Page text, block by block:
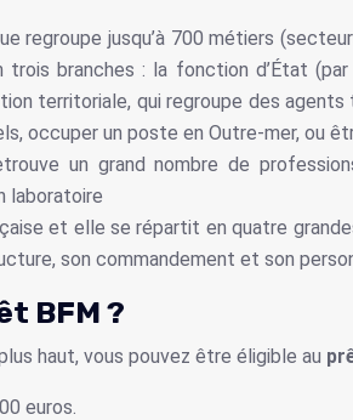
regroupe jusqu’à 700 métiers
branches : la fonction d’État
territoriale, qui regroupe des
occuper un poste en Outre-mer, ou
un grand nombre de
laboratoire
et elle se répartit en quatre
son commandement et son
BFM ?
haut, vous pouvez être éligible au
euros.